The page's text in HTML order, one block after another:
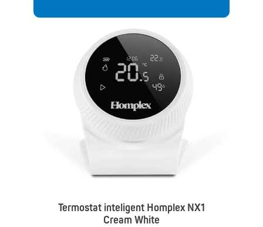
Termostat inteligent Homplex NX1
Cream White